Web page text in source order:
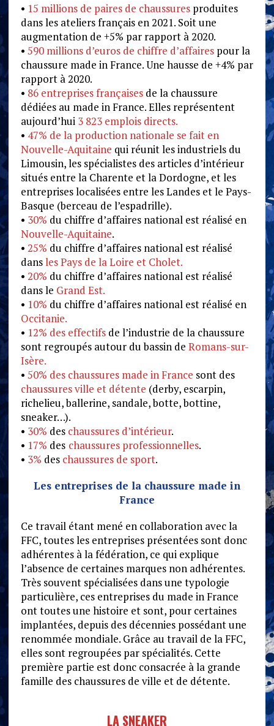
• 15 millions de paires de chaussuresproduites
dans les ateliers français en 2021. Soit une
augmentation de +5% par rapport à 2020.
• 590 millions d’euros de chiffre d’affairespour la
chaussure made in France. Une hausse de +4% par
rapport à 2020.
• 86 entreprises françaisesde la chaussure
dédiées au made in France. Elles représentent
aujourd’hui 3 823 emplois directs.
• 47% de la production nationale se fait en
Nouvelle-Aquitaine qui réunit les industriels du
Limousin, les spécialistes des articles d’intérieur
situés entre la Charente et la Dordogne, et les
entreprises localisées entre les Landes et le Pays-
Basque (berceau de l’espadrille).
• 30% du chiffre d’affaires national est réalisé en
Nouvelle-Aquitaine.
• 25% du chiffre d’affaires national est réalisé
dansles Pays de la Loire et Cholet.
• 20% du chiffre d’affaires national est réalisé
dans le Grand Est.
• 10% du chiffre d’affaires national est réalisé en
Occitanie.
• 12% des effectifsde l’industrie de la chaussure
sont regroupés autour du bassin de Romans-sur-
Isère.
• 50% des chaussures made in France sont des
chaussures ville et détente (derby, escarpin,
richelieu, ballerine, sandale, botte, bottine,
sneaker…).
• 30% des chaussures d’intérieur.
• 17% des chaussures professionnelles.
• 3% des chaussures de sport.
Les entreprises de la chaussure made in
France
Ce travail étant mené en collaboration avec la
FFC, toutes les entreprises présentées sont donc
adhérentes à la fédération, ce qui explique
l’absence de certaines marques non adhérentes.
Très souvent spécialisées dans une typologie
particulière, ces entreprises du made in France
ont toutes une histoire et sont, pour certaines
implantées, depuis des décennies possédant une
renommée mondiale. Grâce au travail de la FFC,
elles sont regroupées par spécialités. Cette
première partie est donc consacrée à la grande
famille des chaussures de ville et de détente.
LA SNEAKER